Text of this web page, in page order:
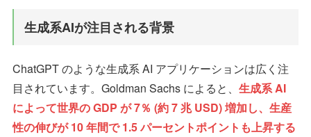
生成系AIが注目される背景
ChatGPT のような生成系 AI アプリケーションは広く注
目されています。Goldman Sachs によると、 生成系 AI
によって世界の GDP が 7％ (約 7 兆 USD) 増加し、生産
性の伸びが 10 年間で 1.5 パーセントポイントも上昇する